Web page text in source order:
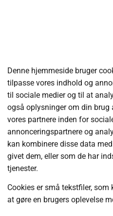
Denne hjemmeside bruger
tilpasse vores indhold og
til sociale medier og til at
også oplysninger om din brug
vores partnere inden for
annonceringspartnere og
kan kombinere disse data
givet dem, eller som de har
tjenester.
Cookies er små tekstfiler,
at gøre en brugers oplevelse